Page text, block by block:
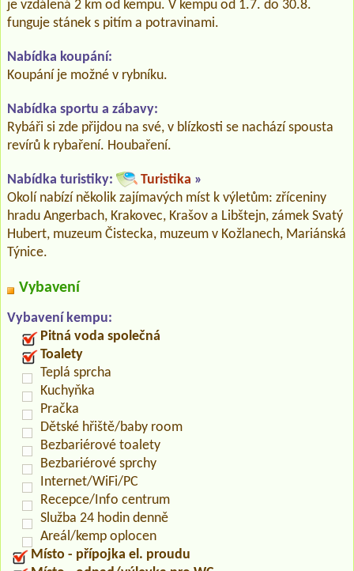
je vzdálená 2 km od kempu. V kempu od 1.7. do 30.8.
funguje stánek s pitím a potravinami.
Nabídka koupání:
Koupání je možné v rybníku.
Nabídka sportu a zábavy:
Rybáři si zde přijdou na své, v blízkosti se nachází spousta
revírů k rybaření. Houbaření.
Nabídka turistiky: Turistika »
Okolí nabízí několik zajímavých míst k výletům: zříceniny
hradu Angerbach, Krakovec, Krašov a Libštejn, zámek Svatý
Hubert, muzeum Čistecka, muzeum v Kožlanech, Mariánská
Týnice.
Vybavení
Vybavení kempu:
Pitná voda společná
Toalety
Teplá sprcha
Kuchyňka
Pračka
Dětské hřiště/baby room
Bezbariérové toalety
Bezbariérové sprchy
Internet/WiFi/PC
Recepce/Info centrum
Služba 24 hodin denně
Areál/kemp oplocen
Místo - přípojka el. proudu